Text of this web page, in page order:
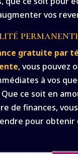
vos
gratuite par
, vous pouvez
à vos
ce soit en
de finances, vous
pour obtenir